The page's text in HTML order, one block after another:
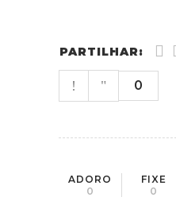
PARTILHAR:
0
ADORO
0
FIXE
0